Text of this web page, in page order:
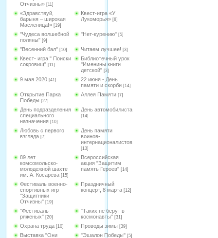
Отчизны» [11]
«Здравствуй,
барыня – широкая
Масленица!» [19]
Квест-игра «У
Лукоморья» [8]
"Чудеса волшебной
поляны" [9]
"Нет-курению" [5]
"Весенний бал" [10] Читаем лучшее! [3]
Квест- игра " Поиски
сокровищ" [11]
Библиотечный урок
"Именины книги
детской" [3]
9 мая 2020 [41]
22 июня - День
памяти и скорби [14]
Открытие Парка
Победы [27]
Аллея Памяти [7]
День подразделения
специального
назначения [10]
День автомобилиста
[14]
Любовь с первого
взгляда [7]
День памяти
воинов-
интернационалистов
[13]
89 лет
комсомольско-
молодежной шахте
им. А. Косарева [15]
Всероссийская
акция "Защитим
память Героев" [14]
Фестиваль военно-
спортивных игр
"Защитники
Отчизны" [19]
Праздничный
концерт, 8 марта [12]
"Фестиваль
ряженых" [20]
"Таких не берут в
космонавты" [31]
Охрана труда [10] Проводы зимы [39]
Выставка "Они
"Эшалон Победы" [5]